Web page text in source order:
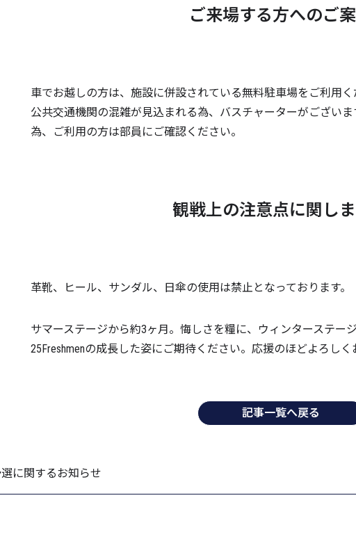
ご来場する方へのご
車でお越しの方は、施設に併設されている無料駐車場をご利用く
公共交通機関の混雑が見込まれる為、バスチャーターがござい
為、ご利用の方は部員にご確認ください。
観戦上の注意点に関し
革靴、ヒール、サンダル、日傘の使用は禁止となっております。
サマーステージから約3ヶ月。悔しさを糧に、ウィンターステー
25Freshmenの成長した姿にご期待ください。応援のほどよろしく
記事一覧へ戻る
に関するお知らせ